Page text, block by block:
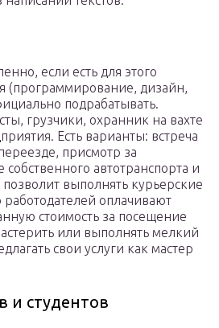
если есть для этого
(программирование, дизайн,
подрабатывать.
грузчики, охранник на вахте
Есть варианты: встреча
присмотр за
автотранспорта и
позволит выполнять курьерские
оплачивают
стоимость за посещение
или выполнять мелкий
свои услуги как мастер
и студентов